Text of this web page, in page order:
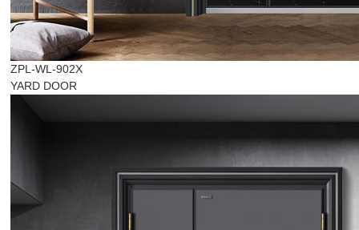
ZPL-WL-902X
YARD DOOR